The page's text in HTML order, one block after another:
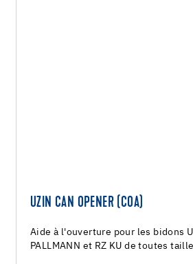
UZIN CAN OPENER (COA)
Aide à l'ouverture pour les bidons
PALLMANN et RZ KU de toutes